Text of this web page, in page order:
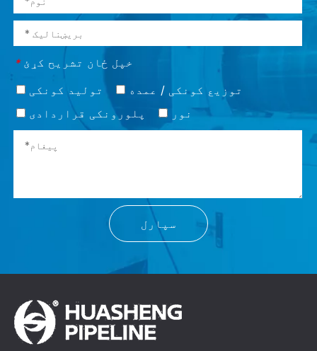
* خپل ځان تشریح کړئ
تولید کونکی
توزیع کونکی / عمده
پلورونکی قراردادی
نور
سپارل